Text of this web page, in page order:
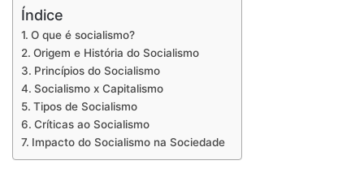
Índice
O que é socialismo?
Origem e História do Socialismo
Princípios do Socialismo
Socialismo x Capitalismo
Tipos de Socialismo
Críticas ao Socialismo
Impacto do Socialismo na Sociedade